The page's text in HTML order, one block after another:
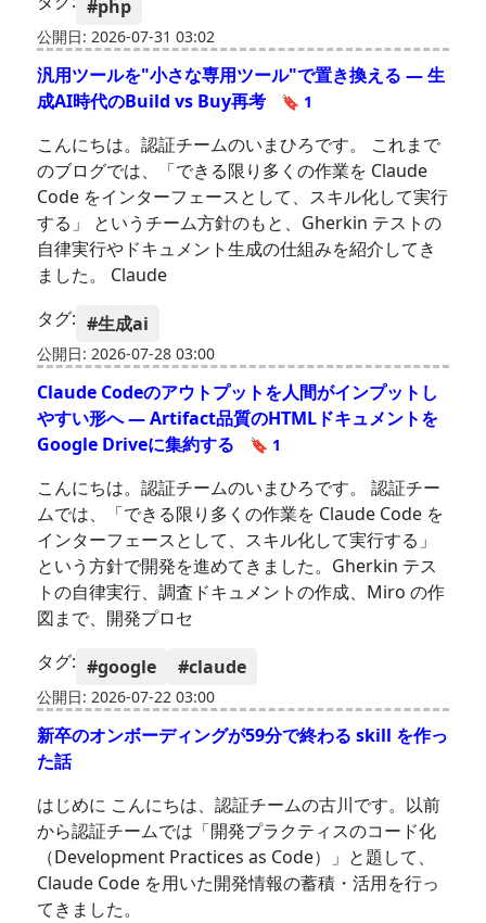
#php
公開日: 2026-07-31 03:02
汎用ツールを"小さな専用ツール"で置き換える — 生
成AI時代のBuild vs Buy再考
🔖 1
こんにちは。認証チームのいまひろです。 これまで
のブログでは、「できる限り多くの作業を Claude
Code をインターフェースとして、スキル化して実行
する」 というチーム方針のもと、Gherkin テストの
自律実行やドキュメント生成の仕組みを紹介してき
ました。 Claude
タグ: #生成ai
公開日: 2026-07-28 03:00
Claude Codeのアウトプットを人間がインプットし
やすい形へ — Artifact品質のHTMLドキュメントを
Google Driveに集約する
🔖 1
こんにちは。認証チームのいまひろです。 認証チー
ムでは、「できる限り多くの作業を Claude Code を
インターフェースとして、スキル化して実行する」
という方針で開発を進めてきました。Gherkin テス
トの自律実行、調査ドキュメントの作成、Miro の作
図まで、開発プロセ
タグ: #google #claude
公開日: 2026-07-22 03:00
新卒のオンボーディングが59分で終わる skill を作っ
た話
はじめに こんにちは、認証チームの古川です。以前
から認証チームでは「開発プラクティスのコード化
（Development Practices as Code）」と題して、
Claude Code を用いた開発情報の蓄積・活用を行っ
てきました。